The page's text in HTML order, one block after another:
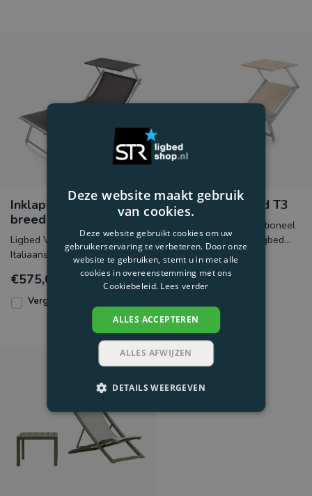
Inklapbaar extra
breed ligbed VIP
Ligbed VIP is een luxe
Italiaans aluminium ligbed met
een gemakkelijk 4 posities
verstelbare rugleun
€575,00
Vergelijk
Inklapbaar ligbed T3
Ligbed T3 is een traditioneel
Italiaans inklapbaar ligbed
met een trekkoord voor het
makkelijk inste
€349,00
Deze website maakt gebruik
van cookies.
Deze website gebruikt cookies om uw
gebruikerservaring te verbeteren. Door onze
website te gebruiken, stemt u in met alle
cookies in overeenstemming met ons
Cookiebeleid. Lees verder
ALLES ACCEPTEREN
ALLES AFWIJZEN
DETAILS WEERGEVEN